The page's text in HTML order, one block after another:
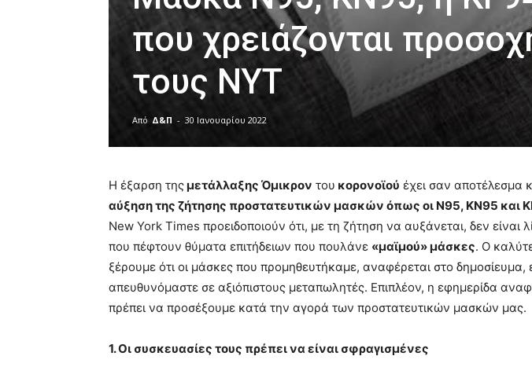
που χρειάζονται
τους NYT
Από Δ&Π - 30 Ιανουαρίου 2022
very
hot
cam
xxx
brandi
lyons
teaches
meaning
Η έξαρση τηςμετάλλαξης Όμικρον του κορονοϊού έχει σαν αποτέλεσμα
αύξηση της ζήτησης προστατευτικών μασκών όπως οι N95, KN95 και
New York Times προειδοποιούν ότι, με τη ζήτηση να αυξάνεται, δεν είναι
που πέφτουν θύματα επιτήδειων που πουλάνε «μαϊμού» μάσκες. Ο
ξέρουμε ότι οι μάσκες που προμηθευτήκαμε, αναφέρεται στο δημοσίευμα,
απευθυνόμαστε σε αξιόπιστους μεταπωλητές. Επιπλέον, η εφημερίδα
πρέπει να προσέξουμε κατά την αγορά των προστατευτικών μασκών μας.
1. Οι συσκευασίες τους πρέπει να είναι σφραγισμένες